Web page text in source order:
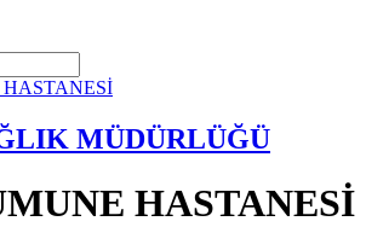
MÜDÜRLÜĞÜ
HASTANESİ